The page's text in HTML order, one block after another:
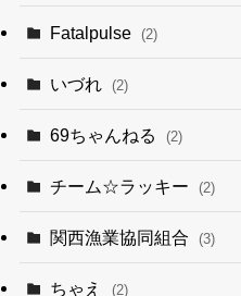
Fatalpulse (2)
いづれ (2)
69ちゃんねる (2)
チーム☆ラッキー (2)
関西漁業協同組合 (3)
ちゃえ (2)